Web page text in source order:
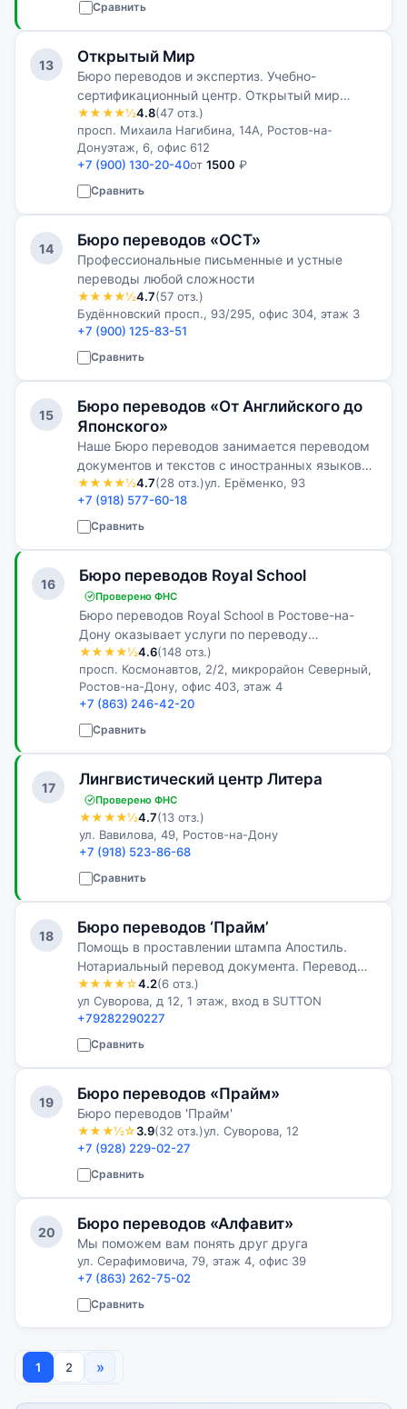
Сравнить
13 Открытый Мир
Бюро переводов и экспертиз. Учебно-
сертификационный центр. Открытый мир
предлагает услуги переводов, экспертиз и
образования
★★★★½4.8(47 отз.)
просп. Михаила Нагибина, 14А, Ростов-на-
Донуэтаж, 6, офис 612
+7 (900) 130-20-40от 1500 ₽
Сравнить
14 Бюро переводов «ОСТ»
Профессиональные письменные и устные
переводы любой сложности
★★★★½4.7(57 отз.)
Будённовский просп., 93/295, офис 304, этаж 3
+7 (900) 125-83-51
Сравнить
15
Бюро переводов «От Английского до
Японского»
Наше Бюро переводов занимается переводом
документов и текстов с иностранных языков
на русский или украинский языки и наоборот.
Бюро переводов «От А до Я», как сокращенно
мы называемся, считается одни…
★★★★½4.7(28 отз.)ул. Ерёменко, 93
+7 (918) 577-60-18
Сравнить
16 Бюро переводов Royal School
Проверено ФНС
Бюро переводов Royal School в Ростове-на-
Дону оказывает услуги по переводу
документов как очно, так и онлайн, заказчик
приходит в офис только по необходимости.
★★★★½4.6(148 отз.)
просп. Космонавтов, 2/2, микрорайон Северный,
Ростов-на-Дону, офис 403, этаж 4
+7 (863) 246-42-20
Сравнить
17 Лингвистический центр Литера
Проверено ФНС
★★★★½4.7(13 отз.)
ул. Вавилова, 49, Ростов-на-Дону
+7 (918) 523-86-68
Сравнить
18 Бюро переводов ‘Прайм’
Помощь в проставлении штампа Апостиль.
Нотариальный перевод документа. Перевод
для получения визы. Перевод для регистрации
иностранной компании. Быстрый перевод с
украинского языка. Нотариальное завер…
★★★★☆4.2(6 отз.)
ул Суворова, д 12, 1 этаж, вход в SUTTON
+79282290227
Сравнить
19 Бюро переводов «Прайм»
Бюро переводов 'Прайм'
★★★½☆3.9(32 отз.)ул. Суворова, 12
+7 (928) 229-02-27
Сравнить
20 Бюро переводов «Алфавит»
Мы поможем вам понять друг друга
ул. Серафимовича, 79, этаж 4, офис 39
+7 (863) 262-75-02
Сравнить
1 2 »